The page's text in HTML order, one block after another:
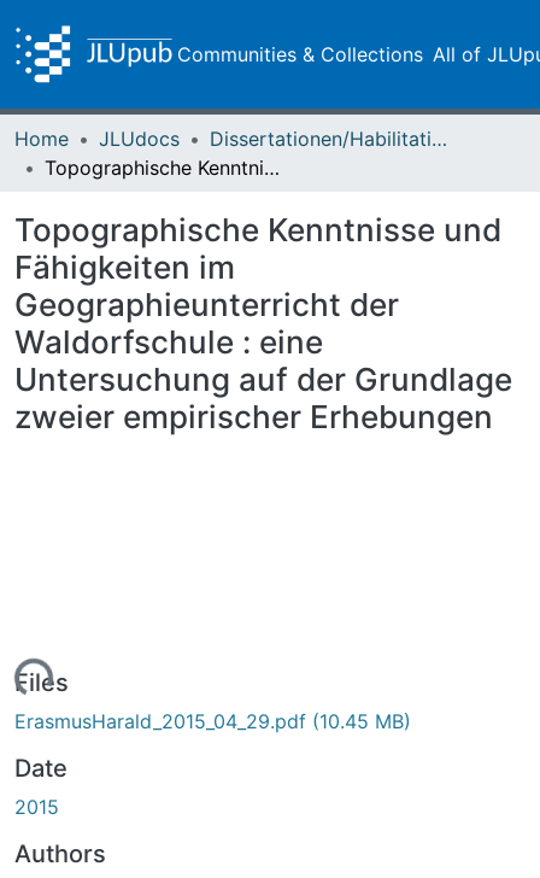
Communities & Collections All of
Home JLUdocs
Dissertationen/Habilitationen
Topographische Kenntnisse und Fähigkeiten im Geographieunterricht der Waldorfschule : eine Untersuchung auf der Grundlage zweier empirischer Erhebungen
Topographische Kenntnisse und
Fähigkeiten im
Geographieunterricht der
Waldorfschule : eine
Untersuchung auf der Grundlage
zweier empirischer Erhebungen
Files
ErasmusHarald_2015_04_29.pdf (10.45 MB)
Date
2015
Authors